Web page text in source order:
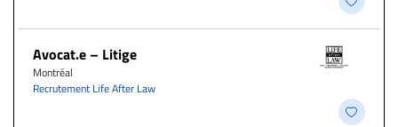
Avocat.e – Litige
Montréal
Recrutement Life After Law